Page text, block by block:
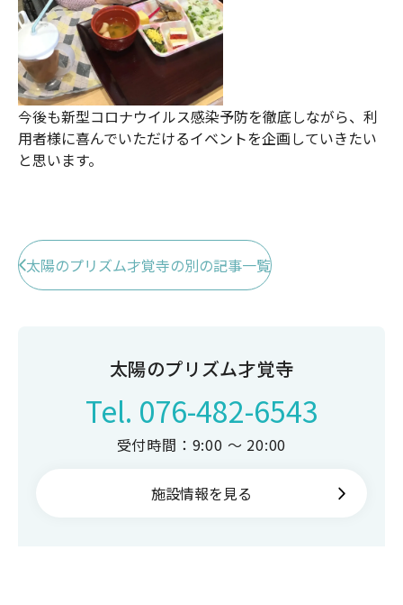
今後も新型コロナウイルス感染予防を徹底しながら、利
用者様に喜んでいただけるイベントを企画していきたい
と思います。
太陽のプリズム才覚寺の別の記事一覧
太陽のプリズム才覚寺
Tel. 076-482-6543
受付時間：9:00 ～ 20:00
施設情報を見る